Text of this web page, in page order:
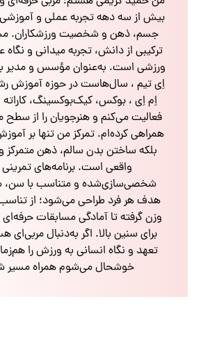
بیش از سه دهه تجربه عملی و
جسم، ذهن و شخصیت ورزشکاران.
ترکیبی از دانش، تجربه میدانی و
ورزشی است. به‌عنوان مؤسس و مدیر
اِی تیم ، سال‌هاست در حوزه آموزش
اِم اِی ، بوکس، کیک‌بوکسینگ،
فعالیت می‌کنم و هنرجویان را از سطح
همراهی کرده‌ام. تمرکز من تنها بر
بلکه ساختن بدن سالم، ذهن متمرکز
واقعی است. برنامه‌های تمرینی
شخصی‌سازی‌شده و متناسب با سن،
هدف هر فرد طراحی می‌شود؛ از
وزن گرفته تا آمادگی مسابقات
برای سنین بالا. اگر به‌دنبال مربی‌ای
تعهد و نگاه انسانی به ورزش را
خوشحال می‌شوم همراه مسیر